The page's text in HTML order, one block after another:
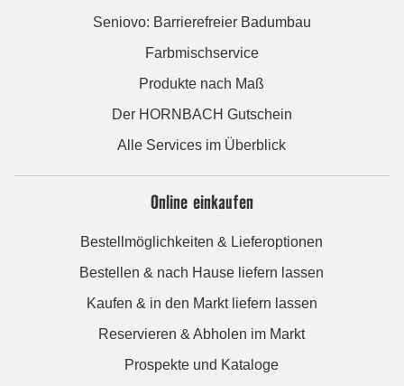
Seniovo: Barrierefreier Badumbau
Farbmischservice
Produkte nach Maß
Der HORNBACH Gutschein
Alle Services im Überblick
Online einkaufen
Bestellmöglichkeiten & Lieferoptionen
Bestellen & nach Hause liefern lassen
Kaufen & in den Markt liefern lassen
Reservieren & Abholen im Markt
Prospekte und Kataloge